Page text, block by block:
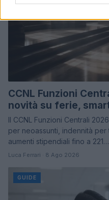
CCNL Funzioni
novità su ferie,
Il CCNL Funzioni Centrali
per neoassunti, indennità
aumenti stipendiali fino a 221…
Luca Ferrari · 8 Ago 2026
GUIDE